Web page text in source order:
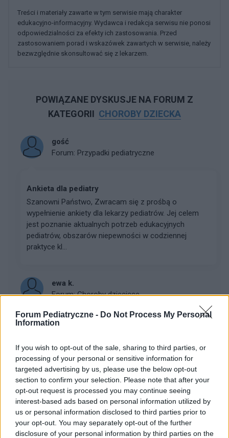
Forum Pediatryczne - Do Not Process My Personal
Information
If you wish to opt-out of the sale, sharing to third parties, or
processing of your personal or sensitive information for
targeted advertising by us, please use the below opt-out
section to confirm your selection. Please note that after your
opt-out request is processed you may continue seeing
interest-based ads based on personal information utilized by
us or personal information disclosed to third parties prior to
your opt-out. You may separately opt-out of the further
disclosure of your personal information by third parties on the
Treści i materiały zawarte w tym serwisie mają charakter
edukacyjno-informacyjny. Wydawca i redakcja serwisu nie ponosi
odpowiedzialności za efekty ich zastosowania. Przed
zastosowaniem porad i wskazówek zawartych w serwisie, należy
bezwzględnie skonsultować się z lekarzem.
POWIĄZANE DYSKUSJE NA FORUM Z
KATEGORII CHOROBY DZIECKA
gość
Forum: Przypadki pediatryczne
Ankieta dla pediatry
Szanowni Państwo, Zwracam się z prośbą o
wypełnienie ankiety dla lekarzy pediatrów. Jej celem
jest poznanie aktualnych potrzeb edukacyjnych
pediatrów, obszarów niepewności w codziennej
praktyce kl...
ewa k.
Forum:Choroby dziecięce
Dzień dobry, szukam po forach i fejsbuku pomocy bo
2 tygodnie temu mojej 5-letniej córeczce usuwali
trzeci migdałek ze znieczuleniem ogólnym. Po operacji
wymiotowała bo połykała krew, męczy się bo d...
gość
Forum:Choroby dziecięce